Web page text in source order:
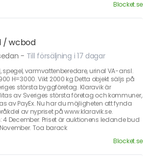
Blocket.se
/ wcbod
- Till försäljning i 17 dagar
spegel, varmvattenberedare, urinal VA-ansl.
H=3000. Vikt 2000 kg Detta objekt säljs på
största byggföretag. Klaravik är
av Sveriges största företag och kommuner,
av PayEx. Nu har du möjligheten att fynda
av nypriset på www.klaravik.se.
December. Priset är auktionens ledande bud
Toa barack
Blocket.se